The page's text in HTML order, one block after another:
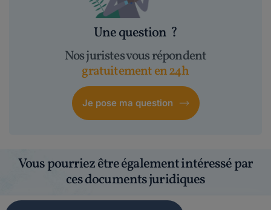
Une question ?
Nos juristes vous répondent
gratuitement en 24h
Je pose ma question
Vous pourriez être également intéressé par
ces documents juridiques